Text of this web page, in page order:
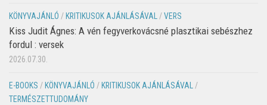
KÖNYVAJÁNLÓ / KRITIKUSOK AJÁNLÁSÁVAL/VERS
Kiss Judit Ágnes: A vén fegyverkovácsné plasztikai sebészhez
fordul : versek
2026.07.30.
E-BOOKS / KÖNYVAJÁNLÓ / KRITIKUSOK AJÁNLÁSÁVAL/
TERMÉSZETTUDOMÁNY